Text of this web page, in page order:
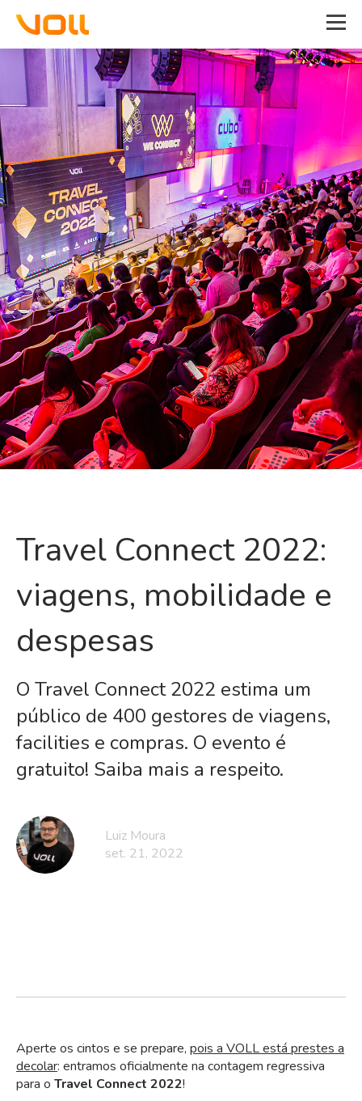
Travel Connect 2022:
viagens, mobilidade e
despesas
O Travel Connect 2022 estima um
público de 400 gestores de viagens,
facilities e compras. O evento é
gratuito! Saiba mais a respeito.
Luiz Moura
set. 21, 2022
Aperte os cintos e se prepare, pois a VOLL está prestes a
decolar: entramos oficialmente na contagem regressiva
para o Travel Connect 2022!